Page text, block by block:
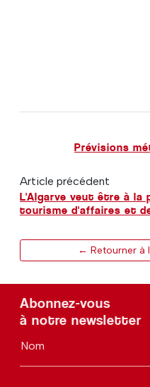
Prévisions
Article précédent
L'Algarve veut être à la
tourisme d'affaires et
← Retourner à
Abonnez-vous
à notre newsletter
Nom